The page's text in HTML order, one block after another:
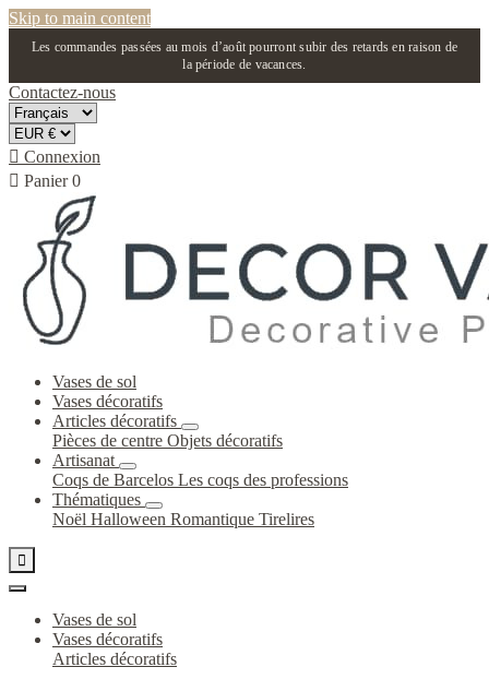
Skip to main content
Les commandes passées au mois d’août pourront subir des retards en raison de
la période de vacances.
Contactez-nous
 Connexion
 Panier 0
Vases de sol
Vases décoratifs
Articles décoratifs
Pièces de centre Objets décoratifs
Artisanat
Coqs de Barcelos Les coqs des professions
Thématiques
Noël Halloween Romantique Tirelires

Vases de sol
Vases décoratifs
Articles décoratifs